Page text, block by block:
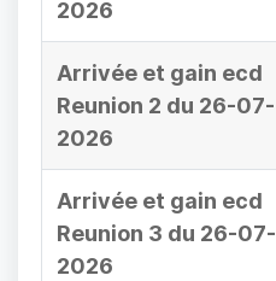
2026
Arrivée et gain ecd
Reunion 2 du 26-07-
2026
Arrivée et gain ecd
Reunion 3 du 26-07-
2026